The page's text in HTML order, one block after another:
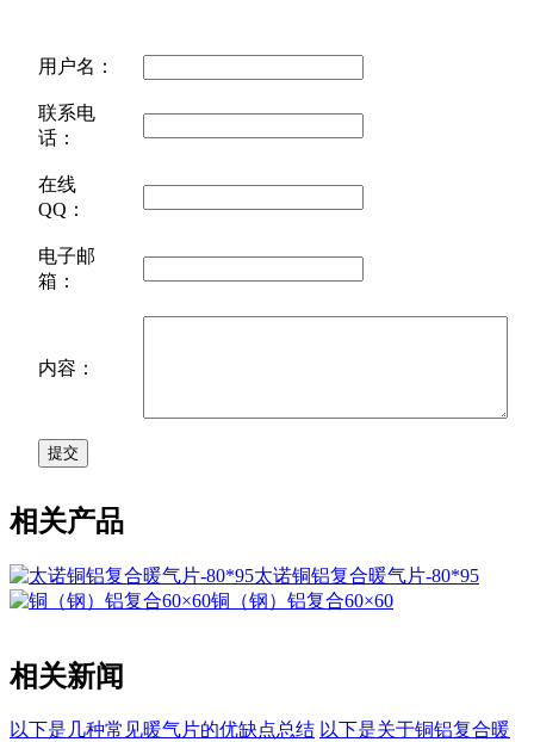
用户名：
联系电
话：
在线
QQ：
电子邮
箱：
内容：
相关产品
太诺铜铝复合暖气片-80*95
铜（钢）铝复合60×60
相关新闻
以下是几种常见暖气片的优缺点总结 以下是关于铜铝复合暖